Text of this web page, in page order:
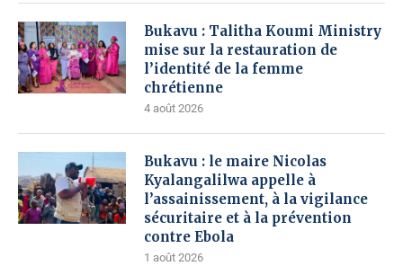
Bukavu : Talitha Koumi Ministry
mise sur la restauration de
l’identité de la femme
chrétienne
4 août 2026
Bukavu : le maire Nicolas
Kyalangalilwa appelle à
l’assainissement, à la vigilance
sécuritaire et à la prévention
contre Ebola
1 août 2026